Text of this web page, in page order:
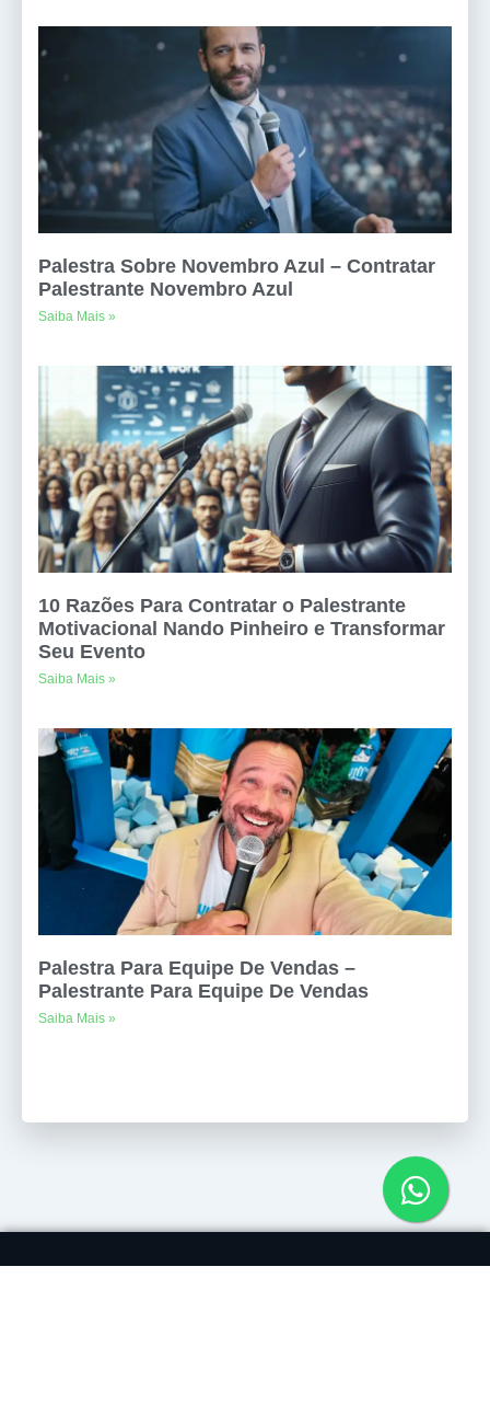
Palestra Sobre Novembro Azul – Contratar
Palestrante Novembro Azul
Saiba Mais »
10 Razões Para Contratar o Palestrante
Motivacional Nando Pinheiro e Transformar
Seu Evento
Saiba Mais »
Palestra Para Equipe De Vendas –
Palestrante Para Equipe De Vendas
Saiba Mais »